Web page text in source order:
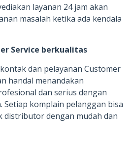
layanan 24 jam akan
masalah ketika ada kendala
Service berkualitas
dan pelayanan Customer
handal menandakan
dan serius dengan
Setiap komplain pelanggan bisa
distributor dengan mudah dan